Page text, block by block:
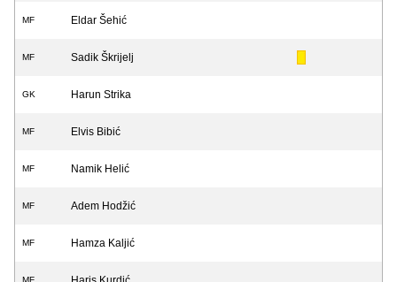
MF Eldar Šehić
MF Sadik Škrijelj
GK Harun Strika
MF Elvis Bibić
MF Namik Helić
MF Adem Hodžić
MF Hamza Kaljić
MF